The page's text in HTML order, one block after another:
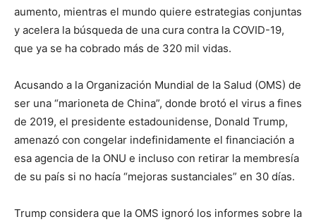
aumento, mientras el mundo quiere estrategias conjuntas
y acelera la búsqueda de una cura contra la COVID-19,
que ya se ha cobrado más de 320 mil vidas.
Acusando a la Organización Mundial de la Salud (OMS) de
ser una “marioneta de China”, donde brotó el virus a fines
de 2019, el presidente estadounidense, Donald Trump,
amenazó con congelar indefinidamente el financiación a
esa agencia de la ONU e incluso con retirar la membresía
de su país si no hacía “mejoras sustanciales” en 30 días.
Trump considera que la OMS ignoró los informes sobre la